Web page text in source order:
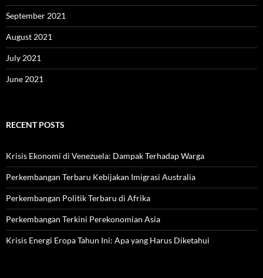
September 2021
August 2021
July 2021
June 2021
RECENT POSTS
Krisis Ekonomi di Venezuela: Dampak Terhadap Warga
Perkembangan Terbaru Kebijakan Imigrasi Australia
Perkembangan Politik Terbaru di Afrika
Perkembangan Terkini Perekonomian Asia
Krisis Energi Eropa Tahun Ini: Apa yang Harus Diketahui